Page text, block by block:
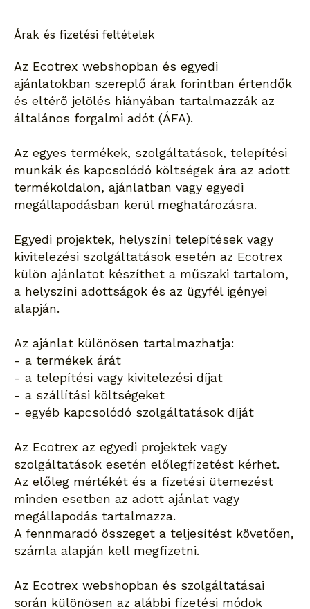
Árak és fizetési feltételek
Az Ecotrex webshopban és egyedi
ajánlatokban szereplő árak forintban értendők
és eltérő jelölés hiányában tartalmazzák az
általános forgalmi adót (ÁFA).
Az egyes termékek, szolgáltatások, telepítési
munkák és kapcsolódó költségek ára az adott
termékoldalon, ajánlatban vagy egyedi
megállapodásban kerül meghatározásra.
Egyedi projektek, helyszíni telepítések vagy
kivitelezési szolgáltatások esetén az Ecotrex
külön ajánlatot készíthet a műszaki tartalom,
a helyszíni adottságok és az ügyfél igényei
alapján.
Az ajánlat különösen tartalmazhatja:
- a termékek árát
- a telepítési vagy kivitelezési díjat
- a szállítási költségeket
- egyéb kapcsolódó szolgáltatások díját
Az Ecotrex az egyedi projektek vagy
szolgáltatások esetén előlegfizetést kérhet.
Az előleg mértékét és a fizetési ütemezést
minden esetben az adott ajánlat vagy
megállapodás tartalmazza.
A fennmaradó összeget a teljesítést követően,
számla alapján kell megfizetni.
Az Ecotrex webshopban és szolgáltatásai
során különösen az alábbi fizetési módok